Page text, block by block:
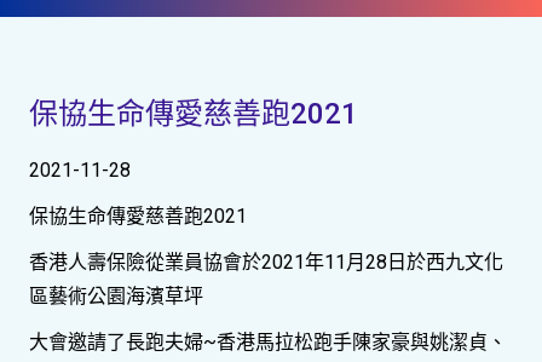
保協生命傳愛慈善跑2021
2021-11-28
保協生命傳愛慈善跑2021
香港人壽保險從業員協會於2021年11月28日於西九文化
區藝術公園海濱草坪
大會邀請了長跑夫婦~香港馬拉松跑手陳家豪與姚潔貞、